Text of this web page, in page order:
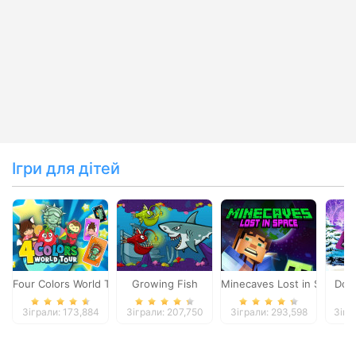
Ігри для дітей
Four Colors World Tour
Зіграли: 173,884
Growing Fish
Зіграли: 207,750
Minecaves Lost in Space
Зіграли: 293,598